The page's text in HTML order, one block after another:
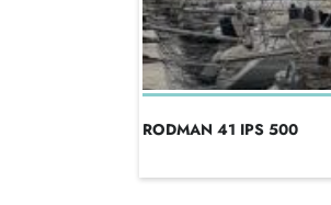
RODMAN 41 IPS 500